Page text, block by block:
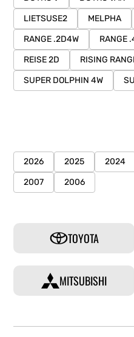
LIETSUSE2
MELPHA
RANGE .2D4W
RANGE
REISE 2D
RISING
SUPER DOLPHIN 4W
2026 2025 2024
2007
2006
TOYOTA
MITSUBISHI